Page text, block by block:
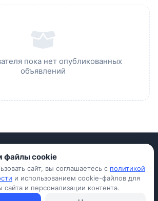
пока нет опубликованных
объявлений
Приложение для iPhone
© Avada Shop, 2026
Конфиденциальность
файлы cookie
сайт, вы соглашаетесь с политикой
и использованием cookie-файлов для
и персонализации контента.